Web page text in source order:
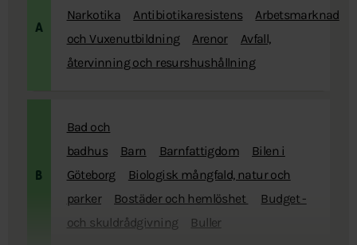
A
Narkotika
Antibiotikaresistens
Arbetsmarknad
och Vuxenutbildning
Arenor
Avfall,
återvinning och resurshushållning
B
Bad och
badhus
Barn Barnfattigdom
Bilen i
Göteborg
Biologisk mångfald, natur och
parker
Bostäder och hemlöshet
Budget -
och skuldrådgivning
Buller